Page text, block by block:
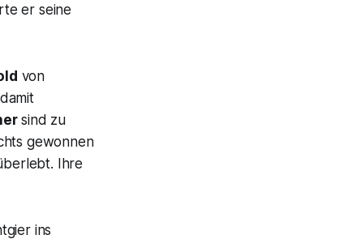
er seine
von
sind zu
gewonnen
Ihre
ins